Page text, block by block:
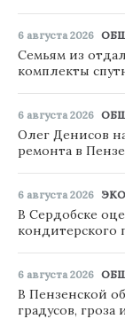
6 августа 2026
Семьям из
комплекты
6 августа 2026
Олег Денисов
ремонта в Пензе
6 августа 2026
В Сердобске
кондитерского
6 августа 2026
В Пензенской
градусов, гроза